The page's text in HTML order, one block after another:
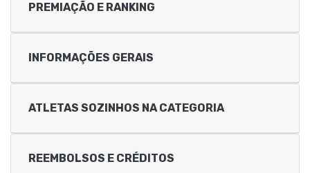
PREMIAÇÃO E RANKING
INFORMAÇÕES GERAIS
ATLETAS SOZINHOS NA CATEGORIA
REEMBOLSOS E CRÉDITOS